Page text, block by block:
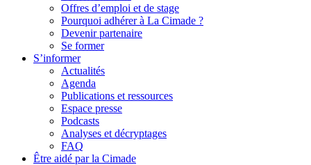
Offres d’emploi et de stage
Pourquoi adhérer à La Cimade ?
Devenir partenaire
Se former
S’informer
Actualités
Agenda
Publications et ressources
Espace presse
Podcasts
Analyses et décryptages
FAQ
Être aidé par la Cimade